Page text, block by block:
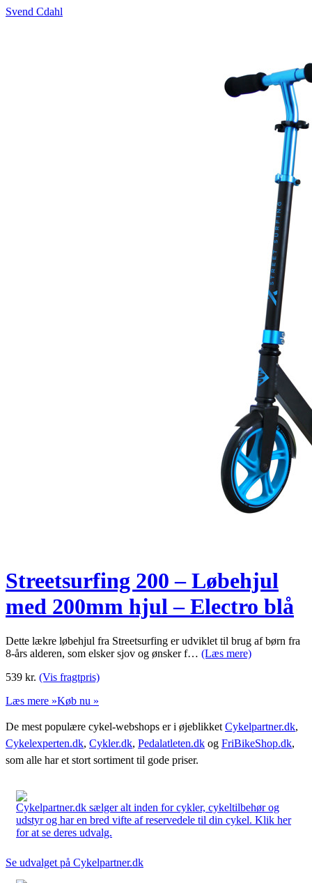
Svend Cdahl
Streetsurfing 200 – Løbehjul
med 200mm hjul – Electro blå
Dette lækre løbehjul fra Streetsurfing er udviklet til brug af børn fra
8-års alderen, som elsker sjov og ønsker f… (Læs mere)
539 kr. (Vis fragtpris)
Læs mere »Køb nu »
De mest populære cykel-webshops er i øjeblikket Cykelpartner.dk,
Cykelexperten.dk, Cykler.dk, Pedalatleten.dk og FriBikeShop.dk,
som alle har et stort sortiment til gode priser.
Cykelpartner.dk sælger alt inden for cykler, cykeltilbehør og
udstyr og har en bred vifte af reservedele til din cykel. Klik her
for at se deres udvalg.
Se udvalget på Cykelpartner.dk